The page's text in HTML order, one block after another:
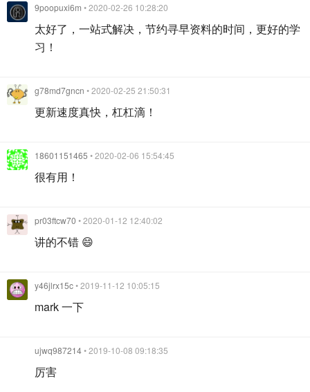
9poopuxi6m • 2020-02-26 10:28:20
太好了，一站式解决，节约寻早资料的时间，更好的学
习！
g78md7gncn • 2020-02-25 21:50:31
更新速度真快，杠杠滴！
18601151465 • 2020-02-06 15:54:45
很有用！
pr03ftcw70 • 2020-01-12 12:40:02
讲的不错 😄
y46jlrx15c• 2019-11-12 10:05:15
mark 一下
ujwq987214• 2019-10-08 09:18:35
厉害